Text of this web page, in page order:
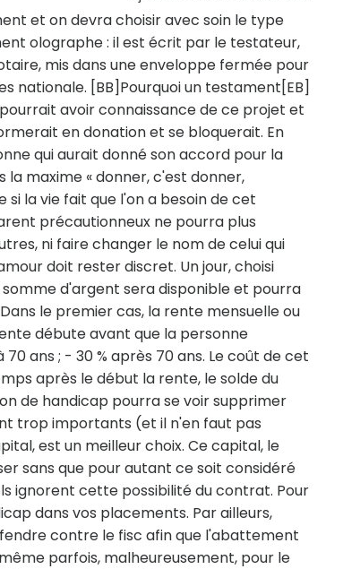
et on devra choisir avec soin le type
olographe : il est écrit par le testateur,
mis dans une enveloppe fermée pour
nationale. [BB]Pourquoi un testament[EB]
avoir connaissance de ce projet et
en donation et se bloquerait. En
qui aurait donné son accord pour la
maxime « donner, c'est donner,
la vie fait que l'on a besoin de cet
précautionneux ne pourra plus
ni faire changer le nom de celui qui
doit rester discret. Un jour, choisi
d'argent sera disponible et pourra
le premier cas, la rente mensuelle ou
débute avant que la personne
ans ; - 30 % après 70 ans. Le coût de cet
après le début la rente, le solde du
de handicap pourra se voir supprimer
trop importants (et il n'en faut pas
est un meilleur choix. Ce capital, le
sans que pour autant ce soit considéré
ignorent cette possibilité du contrat. Pour
dans vos placements. Par ailleurs,
contre le fisc afin que l'abattement
parfois, malheureusement, pour le